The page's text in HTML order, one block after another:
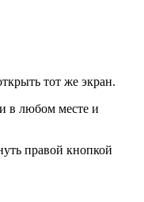
тот же экран.
в любом месте и
правой кнопкой